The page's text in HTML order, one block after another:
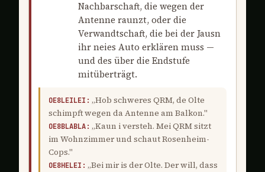
Nachbarschaft, die wegen der
Antenne raunzt, oder die
Verwandtschaft, die bei der Jausn
ihr neies Auto erklären muss —
und des über die Endstufe
mitüberträgt.
OE8LEILEI: „Hob schweres QRM, de Olte
schimpft wegen da Antenne am Balkon."
OE8BLABLA: „Kaun i versteh. Mei QRM sitzt
im Wohnzimmer und schaut Rosenheim-
Cops."
OE8HELEI: „Bei mir is der Olte. Der will, dass